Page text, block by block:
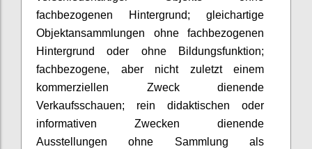
fachbezogenen Hintergrund; gleichartige
Objektansammlungen ohne fachbezogenen
Hintergrund oder ohne Bildungsfunktion;
fachbezogene, aber nicht zuletzt einem
kommerziellen Zweck dienende
Verkaufsschauen; rein didaktischen oder
informativen Zwecken dienende
Ausstellungen ohne Sammlung als